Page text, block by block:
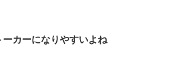
ーカーになりやすいよね